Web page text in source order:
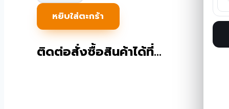
ร้าน
ค้า
สำเร็จรูป
มี
หยิบใส่ตะกร้า
ติดต่อสั่งซื้อสินค้าได้ที่…